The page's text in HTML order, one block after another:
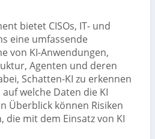
bietet CISOs, IT- und
eine umfassende
von KI-Anwendungen,
Agenten und deren
Schatten-KI zu erkennen
welche Daten die KI
Überblick können Risiken
mit dem Einsatz von KI